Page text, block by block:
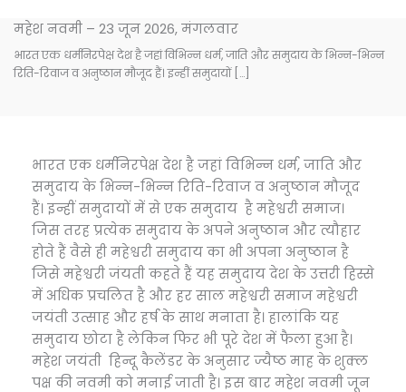
महेश नवमी – 23 जून 2026, मंगलवार
भारत एक धर्मनिरपेक्ष देश है जहां विभिन्न धर्म, जाति और समुदाय के भिन्न-भिन्न
रिति-रिवाज व अनुष्ठान मौजूद हैं। इन्हीं समुदायों […]
भारत एक धर्मनिरपेक्ष देश है जहां विभिन्न धर्म, जाति और
समुदाय के भिन्न-भिन्न रिति-रिवाज व अनुष्ठान मौजूद
हैं। इन्हीं समुदायों में से एक समुदाय है महेश्वरी समाज।
जिस तरह प्रत्येक समुदाय के अपने अनुष्ठान और त्यौहार
होते हैं वैसे ही महेश्वरी समुदाय का भी अपना अनुष्ठान है
जिसे महेश्वरी जंयती कहते हैं यह समुदाय देश के उत्तरी हिस्से
में अधिक प्रचलित है और हर साल महेश्वरी समाज महेश्वरी
जयंती उत्साह और हर्ष के साथ मनाता है। हालांकि यह
समुदाय छोटा है लेकिन फिर भी पूरे देश में फैला हुआ है।
महेश जयंती हिन्दू कैलेंडर के अनुसार ज्यैष्ठ माह के शुक्ल
पक्ष की नवमी को मनाई जाती है। इस बार महेश नवमी जून